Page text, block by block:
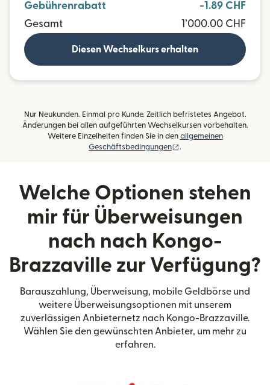
Gebührenrabatt
-1.89 CHF
Gesamt
1’000.00 CHF
Diesen Wechselkurs erhalten
Nur Neukunden. Einmal pro Kunde. Zeitlich befristetes Angebot.
Änderungen bei allen aufgeführten Wechselkursen vorbehalten.
Weitere Einzelheiten finden Sie in den allgemeinen
Geschäftsbedingungen
.
Welche Optionen stehen
mir für Überweisungen
nach nach Kongo-
Brazzaville zur Verfügung?
Barauszahlung, Überweisung, mobile Geldbörse und
weitere Überweisungsoptionen mit unserem
zuverlässigen Anbieternetz nach Kongo-Brazzaville.
Wählen Sie den gewünschten Anbieter, um mehr zu
erfahren.